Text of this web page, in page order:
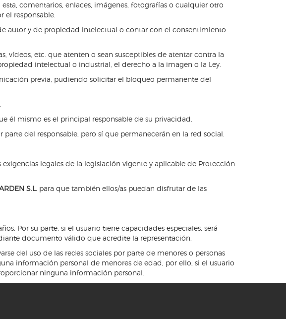
comentarios, enlaces, imágenes, fotografías o cualquier otro
responsable.
autor y de propiedad intelectual o contar con el consentimiento
vídeos, etc. que atenten o sean susceptibles de atentar contra la
intelectual o industrial, el derecho a la imagen o la Ley.
previa, pudiendo solicitar el bloqueo permanente del
él mismo es el principal responsable de su privacidad.
del responsable, pero sí que permanecerán en la red social.
legales de la legislación vigente y aplicable de Protección
S.L. para que también ellos/as puedan disfrutar de las
Por su parte, si el usuario tiene capacidades especiales, será
documento válido que acredite la representación.
del uso de las redes sociales por parte de menores o personas
información personal de menores de edad, por ello, si el usuario
ninguna información personal.